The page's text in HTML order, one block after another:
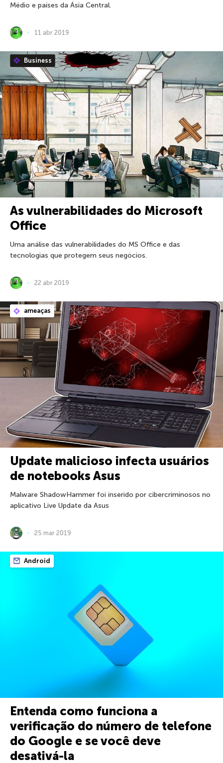
Médio e países da Ásia Central.
11 abr 2019
Business
As vulnerabilidades do Microsoft
Office
Uma análise das vulnerabilidades do MS Office e das
tecnologias que protegem seus negócios.
22 abr 2019
ameaças
Update malicioso infecta usuários
de notebooks Asus
Malware ShadowHammer foi inserido por cibercriminosos no
aplicativo Live Update da Asus
25 mar 2019
Android
Entenda como funciona a
verificação do número de telefone
do Google e se você deve
desativá-la